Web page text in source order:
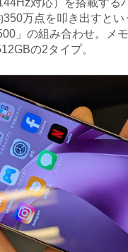
対応）を搭載する
万点を叩き出すと
」の組み合わせ。メ
の2タイプ。